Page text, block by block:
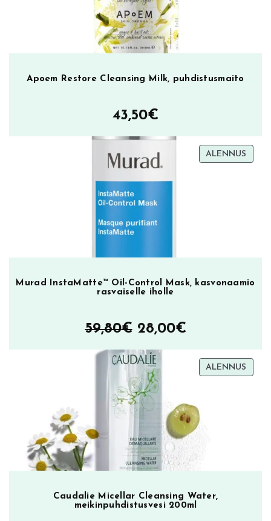
Apoem Restore Cleansing Milk, puhdistusmaito
43,50€
ALENNUS
Murad InstaMatte™ Oil-Control Mask, kasvonaamio
rasvaiselle iholle
59,80€ Alkuperäinen
hinta
oli:
59,80€.
28,00€Nykyinen
hinta
on:ALENNUS
Caudalie Micellar Cleansing Water,
meikinpuhdistusvesi 200ml